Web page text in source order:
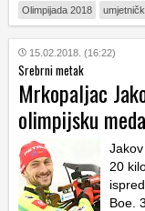
Olimpijada 2018
15.02.2018. (16:22)
Srebrni metak
Mrkopaljac
olimpijsku
20
Boe.